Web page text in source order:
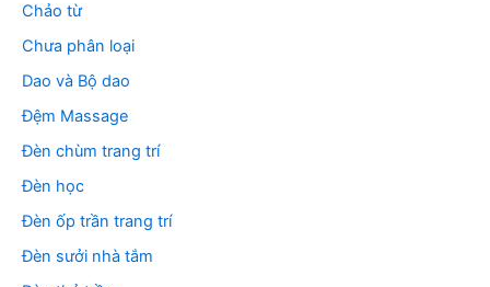
Chảo từ
Chưa phân loại
Dao và Bộ dao
Đệm Massage
Đèn chùm trang trí
Đèn học
Đèn ốp trần trang trí
Đèn sưởi nhà tắm